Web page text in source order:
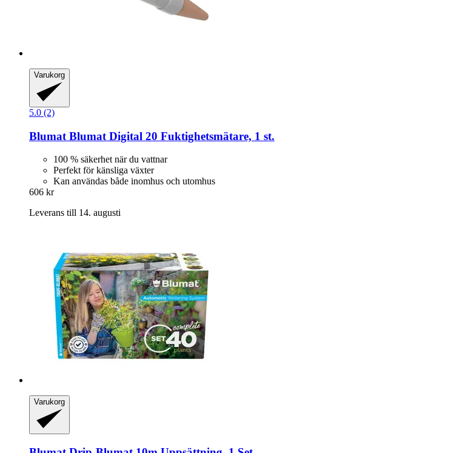
Varukorg
5.0 (2)
Blumat Blumat Digital 20 Fuktighetsmätare, 1 st.
100 % säkerhet när du vattnar
Perfekt för känsliga växter
Kan användas både inomhus och utomhus
606 kr
Leverans till 14. augusti
Varukorg